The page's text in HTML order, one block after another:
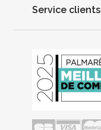
Service clients